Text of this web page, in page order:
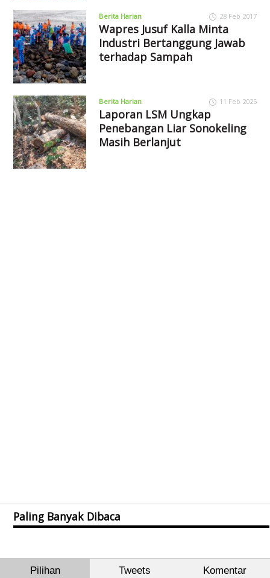
Berita Harian 28 Feb 2017
Wapres Jusuf Kalla Minta
Industri Bertanggung Jawab
terhadap Sampah
Berita Harian 11 Feb 2025
Laporan LSM Ungkap
Penebangan Liar Sonokeling
Masih Berlanjut
Paling Banyak Dibaca
Pilihan Tweets Komentar